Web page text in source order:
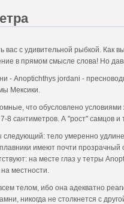
вас с удивительной рыбкой. Как
в прямом смысле слова! Но
- Anoptichthys jordani -
Мексики.
что обусловлено
8 сантиметров. А "рост" самцов и
тело умеренно
имеют почти
на месте глаз у тетры
местности.
телом, ибо она адекватно
никогда не столкнется с